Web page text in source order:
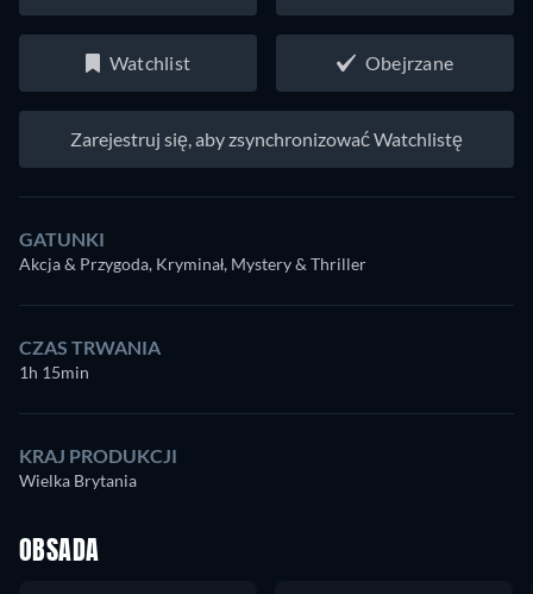
Watchlist Obejrzane
Zarejestruj się, aby zsynchronizować Watchlistę
GATUNKI
Akcja & Przygoda, Kryminał, Mystery & Thriller
CZAS TRWANIA
1h 15min
KRAJ PRODUKCJI
Wielka Brytania
OBSADA